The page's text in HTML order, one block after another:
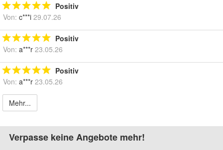
Positiv
Von: c***i 29.07.26
Positiv
Von: a***r 23.05.26
Positiv
Von: a***r 23.05.26
Mehr...
Verpasse keine Angebote mehr!